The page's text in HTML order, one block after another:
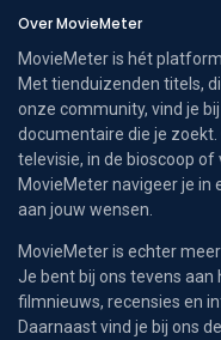
Over MovieMeter
MovieMeter is hét
Met tienduizenden titels,
onze community, vind je
documentaire die je
televisie, in de bioscoop
MovieMeter navigeer je in
aan jouw wensen.
MovieMeter is echter
Je bent bij ons tevens
filmnieuws, recensies en
Daarnaast vind je bij ons